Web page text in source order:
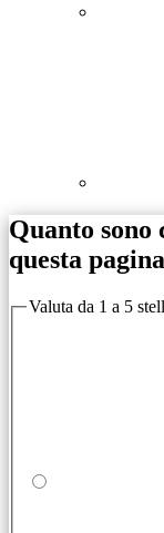
Quanto
questa
Valuta da 1 a 5